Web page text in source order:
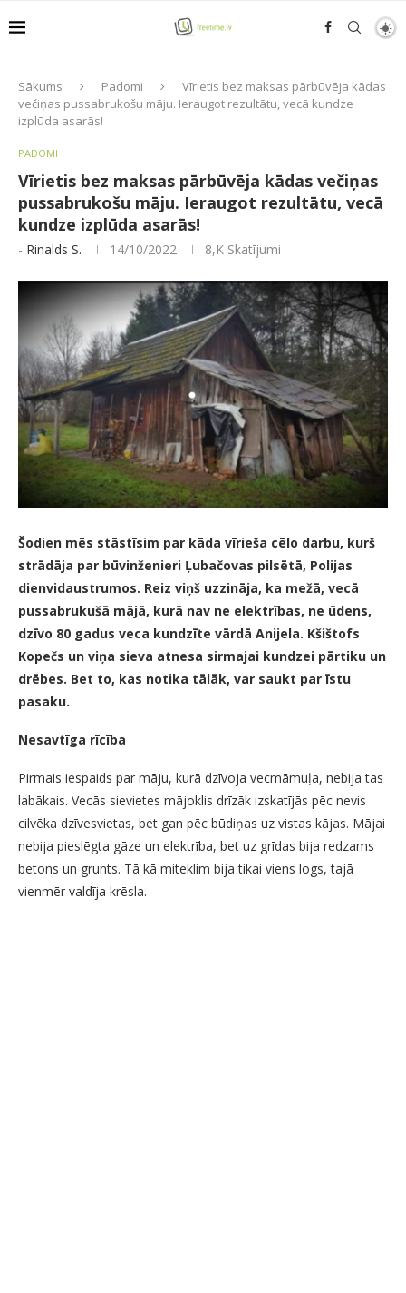
Sākums Padomi
Vīrietis bez maksas pārbūvēja kādas
večiņas pussabrukošu māju. Ieraugot rezultātu, vecā kundze
izplūda asarās!
PADOMI
Vīrietis bez maksas pārbūvēja kādas večiņas
pussabrukošu māju. Ieraugot rezultātu, vecā
kundze izplūda asarās!
- Rinalds S. 14/10/2022 8,K Skatījumi
Šodien mēs stāstīsim par kāda vīrieša cēlo darbu, kurš
strādāja par būvinženieri Ļubačovas pilsētā, Polijas
dienvidaustrumos. Reiz viņš uzzināja, ka mežā, vecā
pussabrukušā mājā, kurā nav ne elektrības, ne ūdens,
dzīvo 80 gadus veca kundzīte vārdā Anijela. Kšištofs
Kopečs un viņa sieva atnesa sirmajai kundzei pārtiku un
drēbes. Bet to, kas notika tālāk, var saukt par īstu
pasaku.
Nesavtīga rīcība
Pirmais iespaids par māju, kurā dzīvoja vecmāmuļa, nebija tas
labākais. Vecās sievietes mājoklis drīzāk izskatījās pēc nevis
cilvēka dzīvesvietas, bet gan pēc būdiņas uz vistas kājas. Mājai
nebija pieslēgta gāze un elektrība, bet uz grīdas bija redzams
betons un grunts. Tā kā miteklim bija tikai viens logs, tajā
vienmēr valdīja krēsla.